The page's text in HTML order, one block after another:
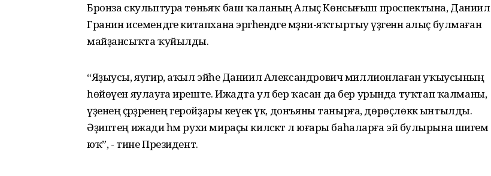
Бронза скульптура төньяҡ баш ҡаланың Алыҫ Көнсығыш проспектына, Даниил
Гранин исемендәге китапхана эргәһендәге мәҙәни-яҡтыртыу үҙәгенән алыҫ булмаған
майҙансыҡта ҡуйылды.
“Яҙыусы, яугир, аҡыл эйәһе Даниил Александрович миллионлаған уҡыусының
һөйөүен яулауға иреште. Ижадта ул бер ҡасан да бер урында туҡтап ҡалманы,
үҙенең әҫәрҙәренең геройҙары кеүек үк, донъяны танырға, дөрөҫлөккә ынтылды.
Әҙиптең ижади һәм рухи мираҫы киләсәктә лә юғары баһаларға эйә булырына шигем
юҡ”, - тине Президент.